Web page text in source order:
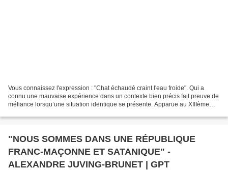
Vous connaissez l'expression : "Chat échaudé craint l'eau froide". Qui a
connu une mauvaise expérience dans un contexte bien précis fait preuve de
méfiance lorsqu’une situation identique se présente. Apparue au XIIIème
"NOUS SOMMES DANS UNE RÉPUBLIQUE
FRANC-MAÇONNE ET SATANIQUE" -
ALEXANDRE JUVING-BRUNET | GPT